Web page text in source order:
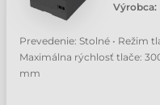
Výrobca:
Prevedenie: Stolné • Režim
Maximálna rýchlosť tlače:
mm